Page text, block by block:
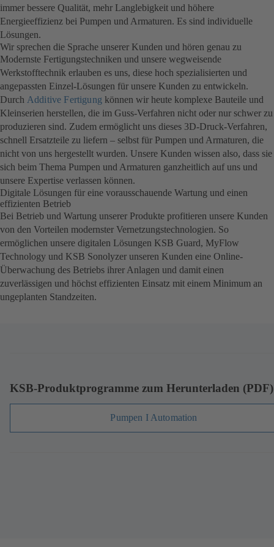
immer bessere Qualität, mehr Langlebigkeit und höhere
Energieeffizienz bei Pumpen und Armaturen. Es sind individuelle
Lösungen.
Wir sprechen die Sprache unserer Kunden und hören genau zu
Modernste Fertigungstechniken und unsere wegweisende
Werkstofftechnik erlauben es uns, diese hoch spezialisierten und
angepassten Einzel-Lösungen für unsere Kunden zu entwickeln.
Durch Additive Fertigung können wir heute komplexe Bauteile und
Kleinserien herstellen, die im Guss-Verfahren nicht oder nur schwer zu
produzieren sind. Zudem ermöglicht uns dieses 3D-Druck-Verfahren,
schnell Ersatzteile zu liefern – selbst für Pumpen und Armaturen, die
nicht von uns hergestellt wurden. Unsere Kunden wissen also, dass sie
sich beim Thema Pumpen und Armaturen ganzheitlich auf uns und
unsere Expertise verlassen können.
Digitale Lösungen für eine vorausschauende Wartung und einen
effizienten Betrieb
Bei Betrieb und Wartung unserer Produkte profitieren unsere Kunden
von den Vorteilen modernster Vernetzungstechnologien. So
ermöglichen unsere digitalen Lösungen KSB Guard, MyFlow
Technology und KSB Sonolyzer unseren Kunden eine Online-
Überwachung des Betriebs ihrer Anlagen und damit einen
zuverlässigen und höchst effizienten Einsatz mit einem Minimum an
ungeplanten Standzeiten.
KSB-Produktprogramme zum Herunterladen (PDF)
Pumpen I Automation